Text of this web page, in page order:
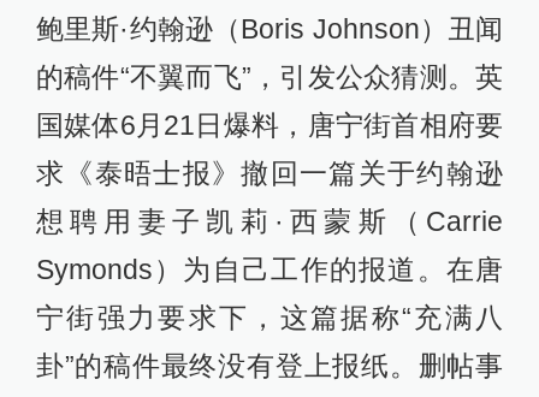
鲍里斯·约翰逊（Boris Johnson）丑闻
的稿件“不翼而飞”，引发公众猜测。英
国媒体6月21日爆料，唐宁街首相府要
求《泰晤士报》撤回一篇关于约翰逊
想聘用妻子凯莉·西蒙斯（Carrie
Symonds）为自己工作的报道。在唐
宁街强力要求下，这篇据称“充满八
卦”的稿件最终没有登上报纸。删帖事